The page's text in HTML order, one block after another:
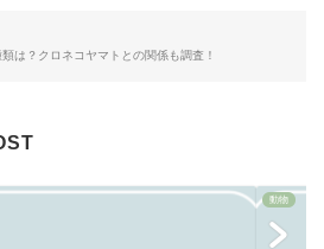
は？クロネコヤマトとの関係も調査！
動物